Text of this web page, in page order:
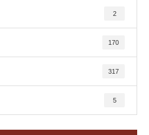
2
170
317
5